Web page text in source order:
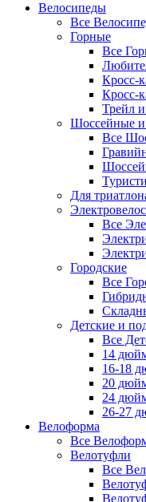
Велосипеды
Все
Горные
Все
Кросс-
Кросс-
Трейл
Шоссейные
Все
Для
Все
Городские
Все
Детские и
Все
14
16-18
20
24
26-27
Велоформа
Все
Велотуфли
Все